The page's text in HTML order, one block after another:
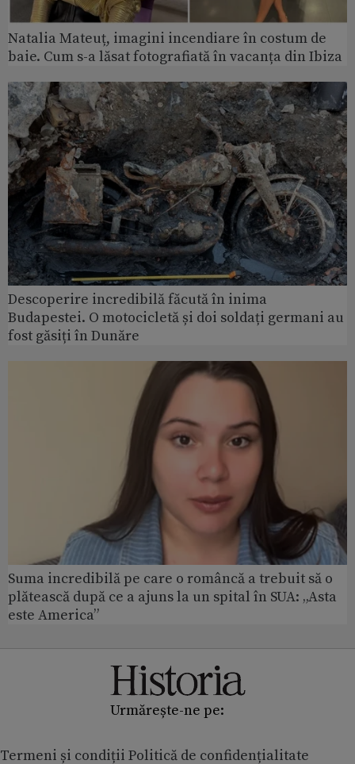
Natalia Mateuț, imagini incendiare în costum de
baie. Cum s-a lăsat fotografiată în vacanța din Ibiza
Descoperire incredibilă făcută în inima
Budapestei. O motocicletă și doi soldați germani au
fost găsiți în Dunăre
Suma incredibilă pe care o româncă a trebuit să o
plătească după ce a ajuns la un spital în SUA: „Asta
este America”
Urmărește-ne pe:
Termeni și condiții Politică de confidențialitate